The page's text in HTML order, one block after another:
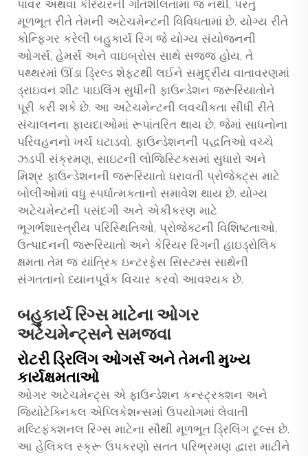
પાવર અથવા કેરિયરની ગતિશીલતામાં જ નથી, પરંતુ
મૂળભૂત રીતે તેમની અટેચમેન્ટની વિવિધતામાં છે. યોગ્ય રીતે
કોન્ફિગર કરેલી બહુકાર્ય રિગ જે યોગ્ય સંયોજનની
ઓગર્સ, હેમર્સ અને વાઇબ્રોસ સાથે સજ્જ હોય, તે
પથ્થરમાં ઊંડા ડ્રિલ્ડ શેફ્ટથી લઈને સમુદ્રીય વાતાવરણમાં
ડ્રાઇવન શીટ પાઇલિંગ સુધીની ફાઉન્ડેશન જરૂરિયાતોને
પૂરી કરી શકે છે. આ અટેચમેન્ટની લવચીકતા સીધી રીતે
સંચાલનના ફાયદાઓમાં રૂપાંતરિત થાય છે, જેમાં સાધનોના
પરિવહનનો ખર્ચ ઘટાડવો, ફાઉન્ડેશનની પદ્ધતિઓ વચ્ચે
ઝડપી સંક્રમણ, સાઇટની લોજિસ્ટિક્સમાં સુધારો અને
મિશ્ર ફાઉન્ડેશનની જરૂરિયાતો ધરાવતી પ્રોજેક્ટ્સ માટે
બોલીઓમાં વધુ સ્પર્ધાત્મકતાનો સમાવેશ થાય છે. યોગ્ય
અટેચમેન્ટની પસંદગી અને એકીકરણ માટે
ભૂગર્ભશાસ્ત્રીય પરિસ્થિતિઓ, પ્રોજેક્ટની વિશિષ્ટતાઓ,
ઉત્પાદનની જરૂરિયાતો અને કેરિયર રિગની હાઇડ્રોલિક
ક્ષમતા તેમ જ યાંત્રિક ઇન્ટરફેસ સિસ્ટમ્સ સાથેની
સંગતતાનો ધ્યાનપૂર્વક વિચાર કરવો આવશ્યક છે.
બહુકાર્ય રિગ્સ માટેના ઓગર
અટેચમેન્ટ્સને સમજવા
રોટરી ડ્રિલિંગ ઓગર્સ અને તેમની મુખ્ય
કાર્યક્ષમતાઓ
ઓગર અટેચમેન્ટ્સ એ ફાઉન્ડેશન કન્સ્ટ્રક્શન અને
જિયોટેક્નિકલ એપ્લિકેશન્સમાં ઉપયોગમાં લેવાતી
મલ્ટિફંક્શનલ રિગ્સ માટેના સૌથી મૂળભૂત ડ્રિલિંગ ટૂલ્સ છે.
આ હેલિકલ સ્ક્રૂ ઉપકરણો સતત પરિભ્રમણ દ્વારા માટીને